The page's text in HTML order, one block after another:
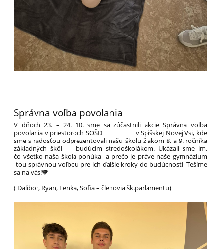
Správna voľba povolania
V dňoch 23. – 24. 10. sme sa zúčastnili akcie Správna voľba
povolania v priestoroch SOŠD v Spišskej Novej Vsi, kde
sme s radosťou odprezentovali našu školu žiakom 8. a 9. ročníka
základných škôl – budúcim stredoškolákom. Ukázali sme im,
čo všetko naša škola ponúka a prečo je práve naše gymnázium
tou správnou voľbou pre ich ďalšie kroky do budúcnosti. Tešíme
sa na vás!🧡
( Dalibor, Ryan, Lenka, Sofia – členovia šk.parlamentu)